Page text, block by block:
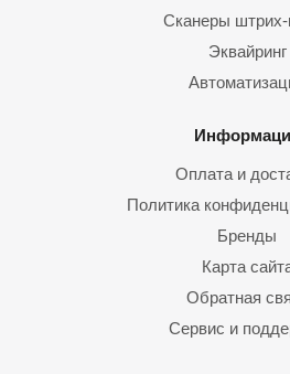
Сканеры штрих-
Эквайринг
Оплата и
Политика
Бренды
Карта
Обратная
Сервис и